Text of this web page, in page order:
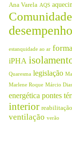
Ana Varela AQS
Comunidade
desempenho
estanquidade ao ar
iPHA
Quaresma legislação
Marlene Roque Márcio
energética pontes
interior reabilitação
ventilação verão